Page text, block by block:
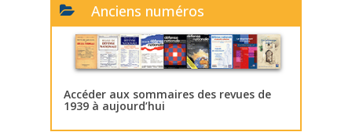
Anciens numéros
Accéder aux sommaires des revues de
1939 à aujourd’hui